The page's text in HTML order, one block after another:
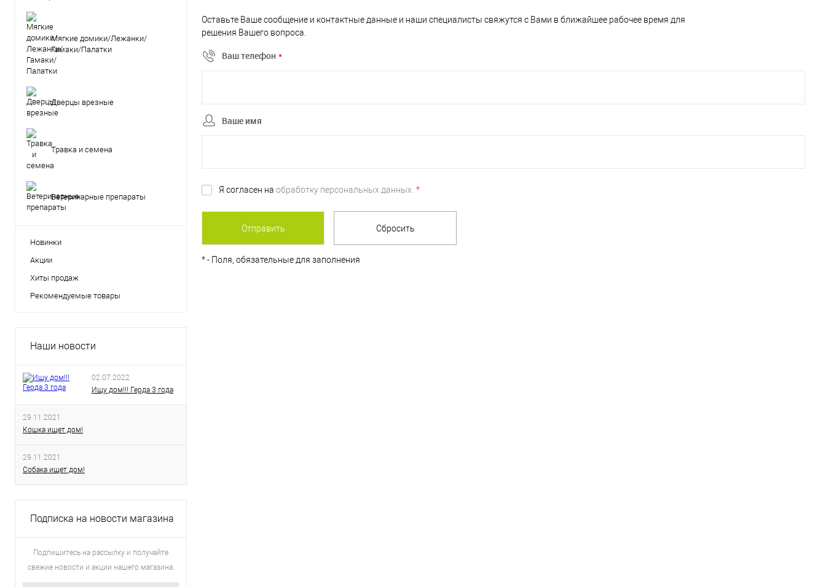
Мягкие домики/Лежанки/
Гамаки/Палатки
Дверцы врезные
Травка и семена
Ветеринарные препараты
Новинки
Акции
Хиты продаж
Рекомендуемые товары
Наши новости
02.07.2022
Ищу дом!!! Герда 3 года
29.11.2021
Кошка ищет дом!
29.11.2021
Собака ищет дом!
Подписка на новости магазина
Подпишитесь на рассылку и получайте
свежие новости и акции нашего магазина.
Оставьте Ваше сообщение и контактные данные и наши специалисты свяжутся с Вами в ближайшее рабочее время для
решения Вашего вопроса.
Ваш телефон *
Ваше имя
Я согласен на обработку персональных данных. *
*- Поля, обязательные для заполнения